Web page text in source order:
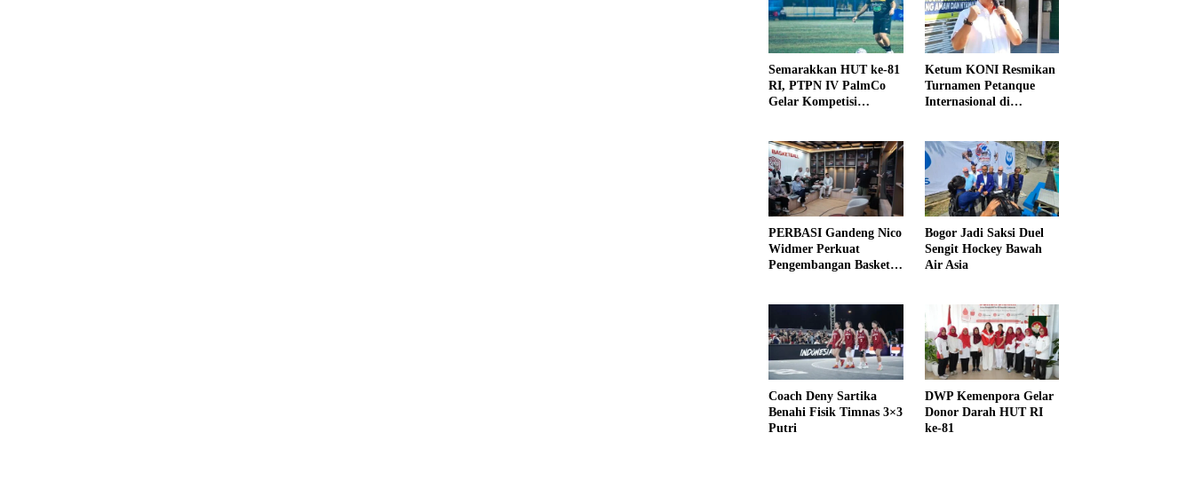
Semarakkan HUT ke-81
RI, PTPN IV PalmCo
Gelar Kompetisi
Ketum KONI Resmikan
Turnamen Petanque
Internasional di
PERBASI Gandeng Nico
Widmer Perkuat
Pengembangan Basket
Bogor Jadi Saksi Duel
Sengit Hockey Bawah
Air Asia
Coach Deny Sartika
Benahi Fisik Timnas 3×3
Putri
DWP Kemenpora Gelar
Donor Darah HUT RI
ke-81